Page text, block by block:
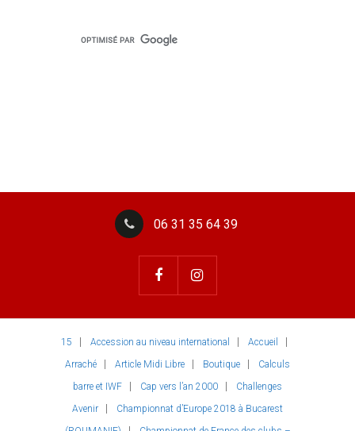
06 31 35 64 39
15 Accession au niveau international
Accueil
Arraché
Article Midi Libre Boutique
Calculs
barre et IWF
Cap vers l’an 2000
Challenges
Avenir
Championnat d’Europe 2018 à Bucarest